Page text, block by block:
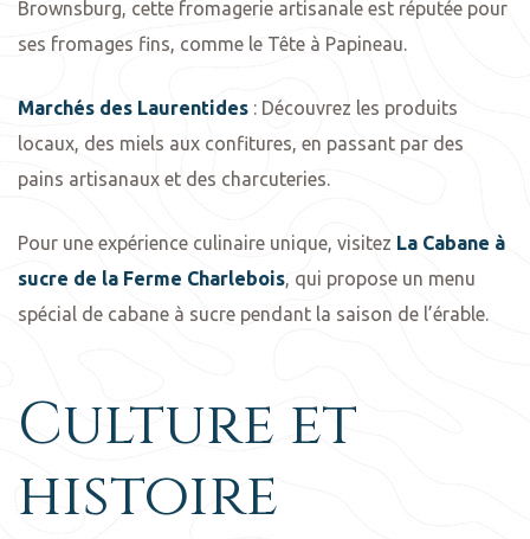
Brownsburg, cette fromagerie artisanale est réputée pour
ses fromages fins, comme le Tête à Papineau.
Marchés des Laurentides : Découvrez les produits
locaux, des miels aux confitures, en passant par des
pains artisanaux et des charcuteries.
Pour une expérience culinaire unique, visitez La Cabane à
sucre de la Ferme Charlebois, qui propose un menu
spécial de cabane à sucre pendant la saison de l’érable.
Culture et
histoire